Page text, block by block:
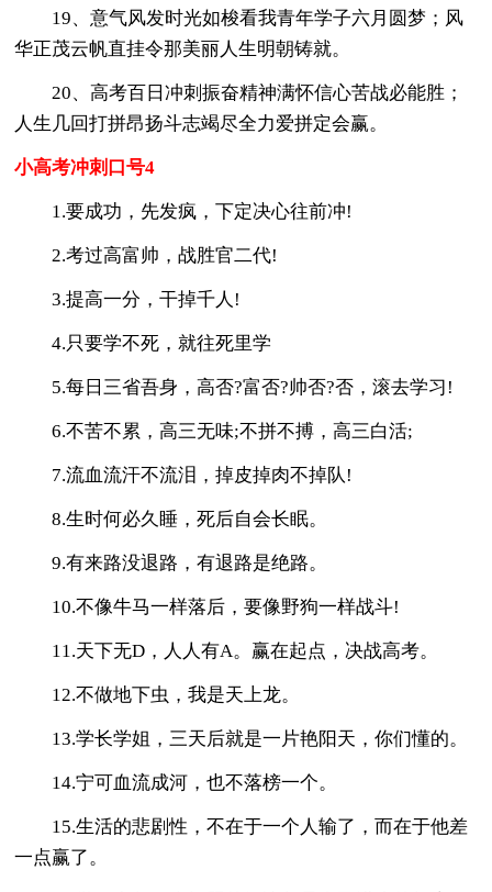
19、意气风发时光如梭看我青年学子六月圆梦；风
华正茂云帆直挂令那美丽人生明朝铸就。
20、高考百日冲刺振奋精神满怀信心苦战必能胜；
人生几回打拼昂扬斗志竭尽全力爱拼定会赢。
小高考冲刺口号4
1.要成功，先发疯，下定决心往前冲!
2.考过高富帅，战胜官二代!
3.提高一分，干掉千人!
4.只要学不死，就往死里学
5.每日三省吾身，高否?富否?帅否?否，滚去学习!
6.不苦不累，高三无味;不拼不搏，高三白活;
7.流血流汗不流泪，掉皮掉肉不掉队!
8.生时何必久睡，死后自会长眠。
9.有来路没退路，有退路是绝路。
10.不像牛马一样落后，要像野狗一样战斗!
11.天下无D，人人有A。赢在起点，决战高考。
12.不做地下虫，我是天上龙。
13.学长学姐，三天后就是一片艳阳天，你们懂的。
14.宁可血流成河，也不落榜一个。
15.生活的悲剧性，不在于一个人输了，而在于他差
一点赢了。